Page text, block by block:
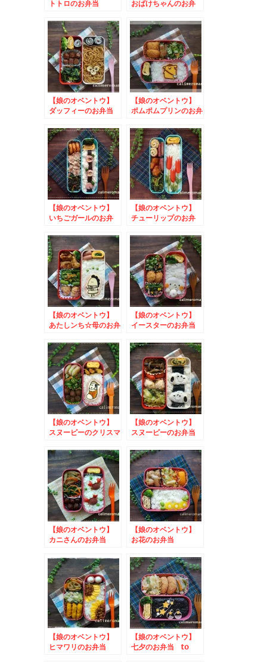
トトロのお弁当
りアクション2024
おばけちゃんのお弁
シピコンテスト
【娘のオベントウ】
ダッフィーのお弁当
憧れてSNSプレゼン
トキャンペーン
【娘のオベントウ】
ポムポムプリンのお弁
我が家の味噌鍋を投稿
しようキャンペーン
【娘のオベントウ】
いちごガールのお弁
ッピーデコ！キャンペ
ーン
【娘のオベントウ】
チューリップのお弁
キャンペーン
【娘のオベントウ】
あたしンち☆母のお弁
シピコンテスト
【娘のオベントウ】
イースターのお弁当
弁当箱プレゼントキャ
ンペーン
【娘のオベントウ】
スヌーピーのクリスマ
【娘のオベントウ】
スヌーピーのお弁当
ーモン インスタグラ
ムフォトコンテストキ
ャンペーン
【娘のオベントウ】
カニさんのお弁当
きおにこミニぬいぐる
みキャンペーン
【娘のオベントウ】
お花のお弁当
【娘のオベントウ】
ヒマワリのお弁当
【娘のオベントウ】
七夕のお弁当 to